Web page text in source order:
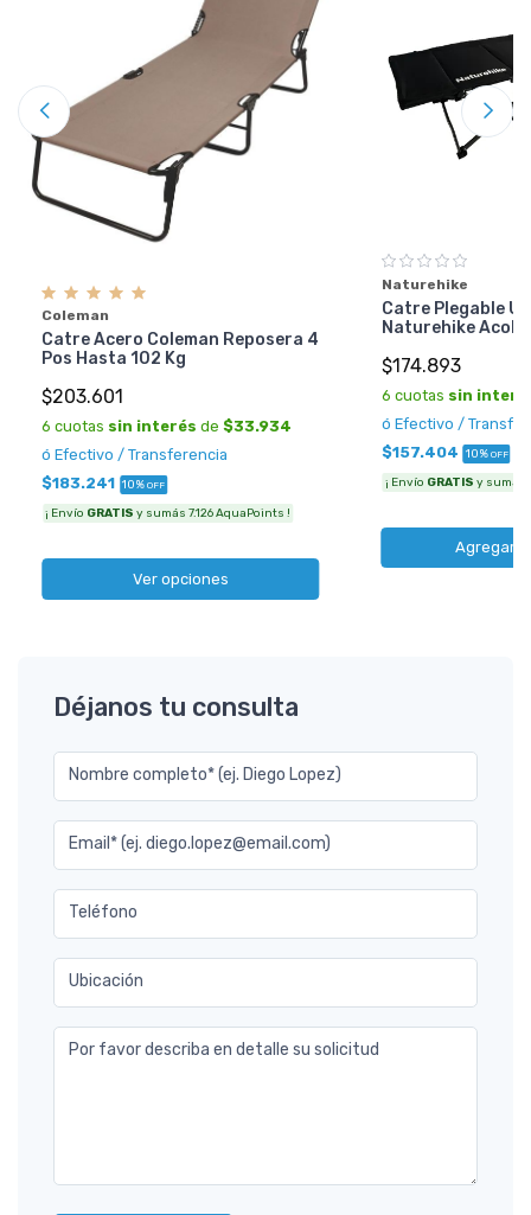
Coleman
Catre Acero Coleman Reposera 4
Pos Hasta 102 Kg
$203.601
6 cuotas sin interés de $33.934
ó Efectivo / Transferencia
$183.241 10% OFF
¡ Envío GRATIS y sumás 7.126 AquaPoints !
Ver opciones
Naturehike
Catre Plegable
Naturehike
$174.893
6 cuotas sin
ó Efectivo /
$157.404 10% OFF
¡ Envío GRATIS y sumás
Agregar
Déjanos tu consulta
Nombre completo* (ej. Diego Lopez)
Email* (ej. diego.lopez@email.com)
Teléfono
Ubicación
Por favor describa en detalle su solicitud